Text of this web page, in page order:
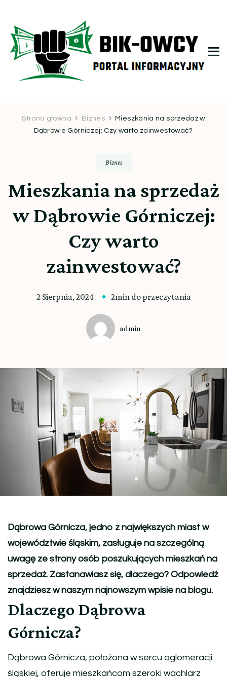
Strona główna Biznes
Mieszkania na sprzedaż w
Dąbrowie Górniczej: Czy warto zainwestować?
Biznes
Mieszkania na sprzedaż
w Dąbrowie Górniczej:
Czy warto
zainwestować?
2 Sierpnia, 2024 2min do przeczytania
admin
Dąbrowa Górnicza, jedno z największych miast w
województwie śląskim, zasługuje na szczególną
uwagę ze strony osób poszukujących mieszkań na
sprzedaż. Zastanawiasz się, dlaczego? Odpowiedź
znajdziesz w naszym najnowszym wpisie na blogu.
Dlaczego Dąbrowa
Górnicza?
Dąbrowa Górnicza, położona w sercu aglomeracji
śląskiej, oferuje mieszkańcom szeroki wachlarz